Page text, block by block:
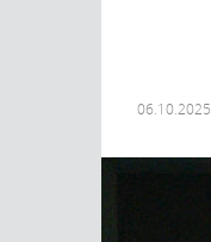
06.10.2025